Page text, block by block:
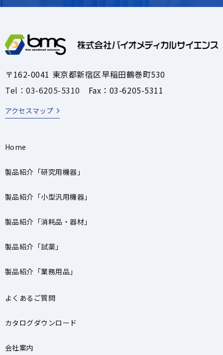
〒162-0041 東京都新宿区早稲田鶴巻町530
Tel：03-6205-5310 Fax：03-6205-5311
アクセスマップ
Home
製品紹介「研究用機器」
製品紹介「小型汎用機器」
製品紹介「消耗品・器材」
製品紹介「試薬」
製品紹介「業務用品」
よくあるご質問
カタログダウンロード
会社案内